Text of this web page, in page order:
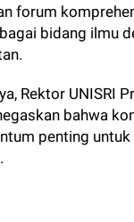
forum
bidang ilmu
Rektor UNISRI
bahwa
penting